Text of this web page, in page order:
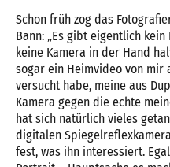
Schon früh zog das
Bann: „Es gibt eigentlich
keine Kamera in der Hand
sogar ein Heimvideo von mir
versucht habe, meine aus
Kamera gegen die echte
hat sich natürlich vieles
digitalen
fest, was ihn interessiert.